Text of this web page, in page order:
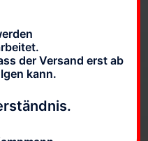
der IP-Adresse Ihres
Online-
Informationen
von Google
der Versand erst ab
kann.